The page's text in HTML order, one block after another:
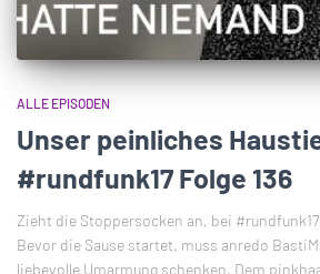
ALLE EPISODEN
Unser peinliches
#rundfunk17 Folge 136
Zieht die Stoppersocken an, bei
Bevor die Sause startet, muss anredo
liebevolle Umarmung schenken. Dem